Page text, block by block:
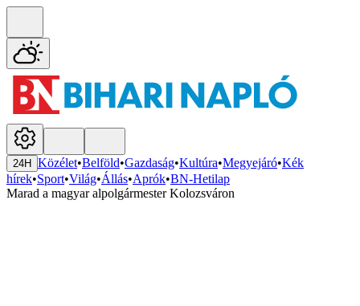
24H Közélet•Belföld•Gazdaság•Kultúra•Megyejáró•Kék
hírek•Sport•Világ•Állás•Aprók•BN-Hetilap
Marad a magyar alpolgármester Kolozsváron